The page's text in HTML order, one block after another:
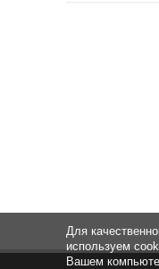
Для
используем
Вашем